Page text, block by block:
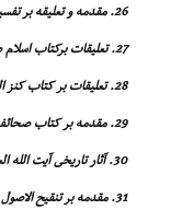
26. مقدمه و تعلیقه بر تفسیر جوامع الجامع طبرسى
27. تعلیقات برکتاب اسلام صراط مستقیم
28. تعلیقات بر کتاب کنز العرفان
29. مقدمه بر کتاب صحائف الابرار کاشف الغطاء
30. آثار تاریخى آیت الله العظمى حکیم
31. مقدمه بر تنقیح الاصول